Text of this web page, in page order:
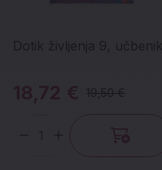
Dotik življenja 9, učbenik
18,72 € 19,50 €